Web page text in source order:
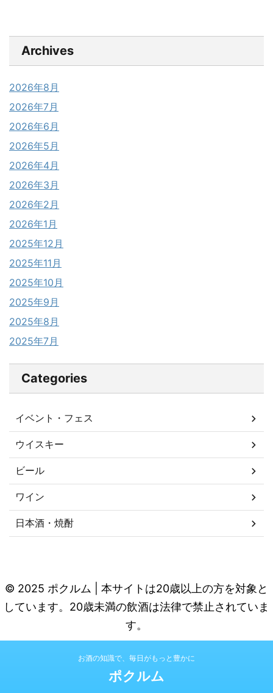
Archives
2026年8月
2026年7月
2026年6月
2026年5月
2026年4月
2026年3月
2026年2月
2026年1月
2025年12月
2025年11月
2025年10月
2025年9月
2025年8月
2025年7月
Categories
イベント・フェス
ウイスキー
ビール
ワイン
日本酒・焼酎
© 2025 ポクルム | 本サイトは20歳以上の方を対象と
しています。20歳未満の飲酒は法律で禁止されていま
す。
お酒の知識で、毎日がもっと豊かに
ポクルム